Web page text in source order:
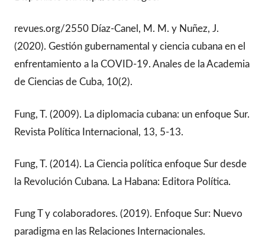
revues.org/2550 Díaz-Canel, M. M. y Nuñez, J.
(2020). Gestión gubernamental y ciencia cubana en el
enfrentamiento a la COVID-19. Anales de la Academia
de Ciencias de Cuba, 10(2).
Fung, T. (2009). La diplomacia cubana: un enfoque Sur.
Revista Política Internacional, 13, 5-13.
Fung, T. (2014). La Ciencia política enfoque Sur desde
la Revolución Cubana. La Habana: Editora Política.
Fung T y colaboradores. (2019). Enfoque Sur: Nuevo
paradigma en las Relaciones Internacionales.